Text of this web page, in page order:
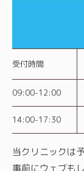
受付時間
09:00-12:00
14:00-17:30
当クリニックは